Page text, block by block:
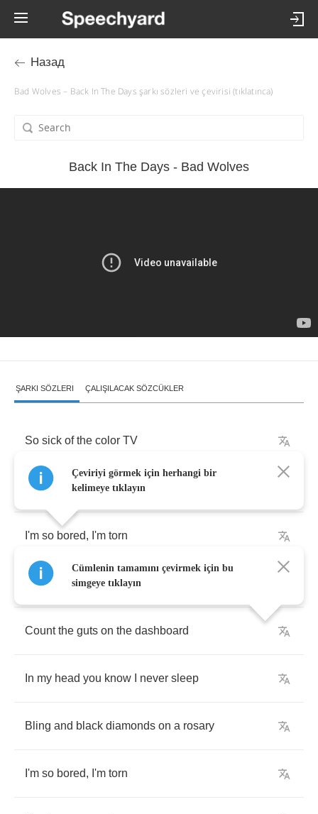
Назад
Bad Wolves – Back In The Days şarkı sözleri ve çevirisi (tıklatınca)
Back In The Days - Bad Wolves
ŞARKI SÖZLERI ÇALIŞILACAK SÖZCÜKLER
So sick of the color TV
Leave message they cound
I'm so bored, I'm torn
Drive away
Count the guts on the dashboard
In my head you know never sleep
Bling and black diamonds on a rosary
I'm so bored, I'm torn
Çeviriyi görmek için herhangi bir
kelimeye tıklayın
Cümlenin tamamını çevirmek için bu
simgeye tıklayın